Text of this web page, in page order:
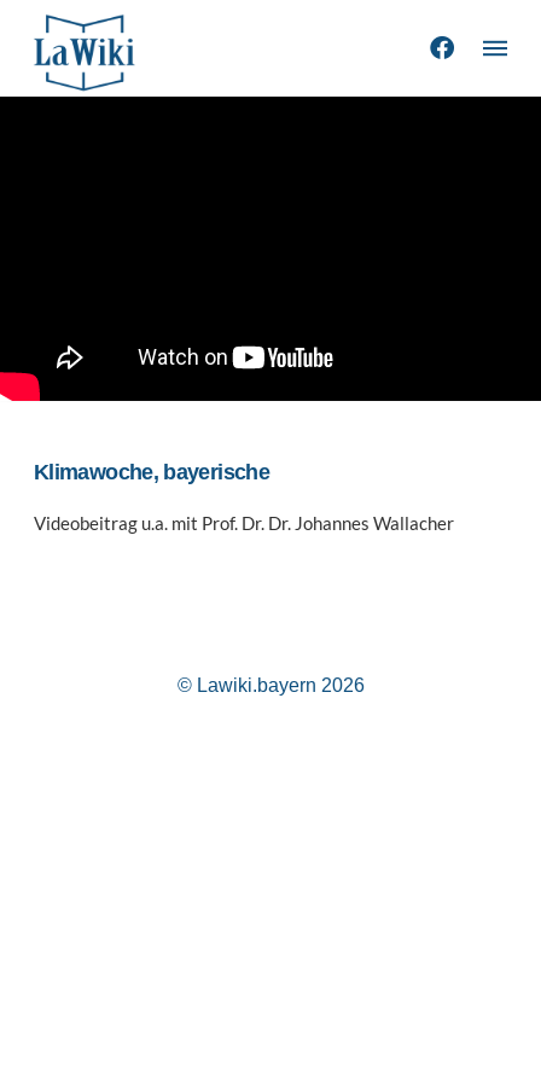
Klimawoche, bayerische
Videobeitrag u.a. mit Prof. Dr. Dr. Johannes Wallacher
© Lawiki.bayern 2026